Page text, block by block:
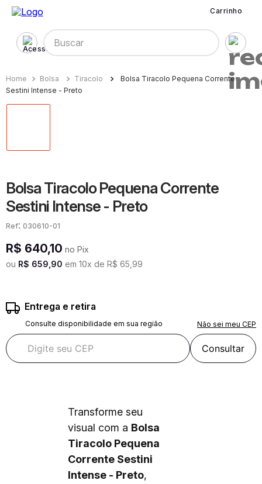
Carrinho
Buscar
Bolsa Tiracolo
Bolsa Tiracolo Pequena Corrente
Sestini Intense - Preto
Bolsa Tiracolo Pequena Corrente
Sestini Intense - Preto
: 030610-01
R$ 640,10 no Pix
ou R$ 659 90 em 10x de R$ 65 99
Entrega e retira
Consulte disponibilidade em sua região Não sei meu CEP
Consultar
Transforme seu
visual com a Bolsa
Tiracolo Pequena
Corrente Sestini
Intense - Preto,